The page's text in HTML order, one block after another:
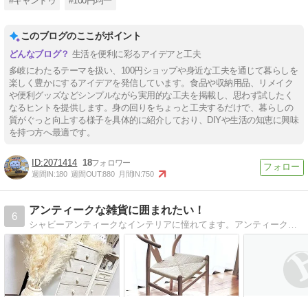
このブログのここがポイント
生活を便利に彩るアイデアと工夫
多岐にわたるテーマを扱い、100円ショップや身近な工夫を通じて暮らしを
楽しく豊かにするアイデアを発信しています。食品や収納用品、リメイク
や便利グッズなどシンプルながら実用的な工夫を掲載し、思わず試したく
なるヒントを提供します。身の回りをちょっと工夫するだけで、暮らしの
質がぐっと向上する様子を具体的に紹介しており、DIYや生活の知恵に興味
を持つ方へ最適です。
2071414 18
週間IN:180 週間OUT:880 月間IN:750
6
アンティークな雑貨に囲まれたい！
シャビーアンティークなインテリアに憧れてます。アンティークな雑貨を集めたり、時たまＤＩＹしてみたりもしてます。